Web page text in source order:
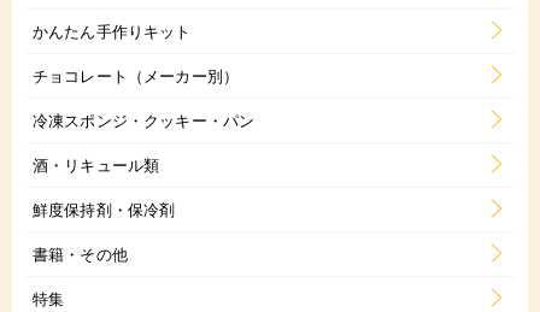
かんたん手作りキット
チョコレート（メーカー別）
冷凍スポンジ・クッキー・パン
酒・リキュール類
鮮度保持剤・保冷剤
書籍・その他
特集